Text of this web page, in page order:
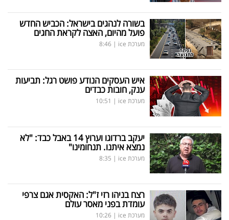
בשורה לנהגים בישראל: הכביש החדש
פועל מהיום, האצה לקראת החגים
מערכת ice |
8:46
איש העסקים הנודע פושט רגל: תביעות
ענק, חובות כבדים
מערכת ice |
10:51
יעקב ברדוגו וערוץ 14 באבל כבד: "לא
נמצא איתנו. תנחומינו"
מערכת ice |
8:35
רצח בניהו רזי ז"ל: האקסית אגם צרפי
עומדת בפני מאסר עולם
מערכת ice |
10:26